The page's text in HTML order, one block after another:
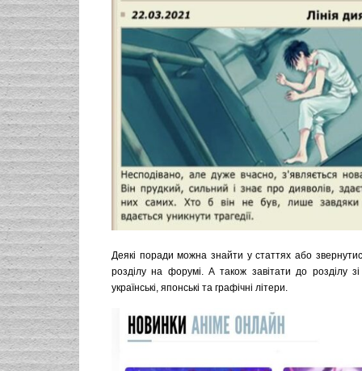
Деякі поради можна знайти у статтях або
розділу на форумі. А також завітати до розділу
українські, японські та графічні літери.